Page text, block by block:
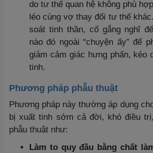
do tư thế quan hệ không phù
léo cùng vợ thay đổi tư thế
soát tinh thần, cố gắng nghĩ
nào đó ngoài “chuyện ấy” để
giảm cảm giác hưng phấn, kéo
tinh.
Phương pháp phẫu thuật
Phương pháp này thường áp dụng
bị xuất tinh sớm cả đời, khó điều
phẫu thuật như:
Làm to quy đầu bằng chất